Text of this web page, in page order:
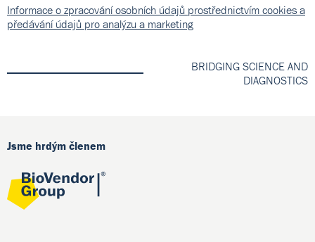
Informace o zpracování osobních údajů prostřednictvím cookies a
předávání údajů pro analýzu a marketing
BRIDGING SCIENCE AND
DIAGNOSTICS
Jsme hrdým členem